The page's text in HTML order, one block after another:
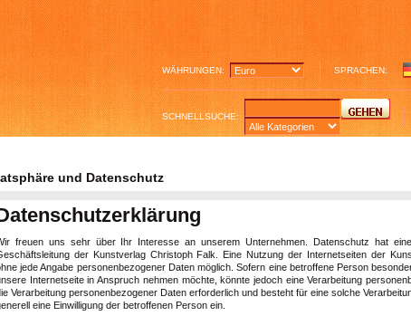
WÄHRUNGEN: SPRACHEN:
SCHNELLSUCHE:
und Datenschutz
freuen uns sehr über Ihr Interesse an unserem Unternehmen. Datenschutz hat
der Kunstverlag Christoph Falk. Eine Nutzung der Internetseiten der
jede Angabe personenbezogener Daten möglich. Sofern eine betroffene Person
Internetseite in Anspruch nehmen möchte, könnte jedoch eine Verarbeitung
Verarbeitung personenbezogener Daten erforderlich und besteht für eine solche
eine Einwilligung der betroffenen Person ein.